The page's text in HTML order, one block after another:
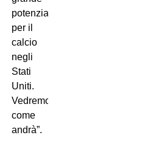
potenziale
per il
calcio
negli
Stati
Uniti.
Vedremo
come
andrà”.